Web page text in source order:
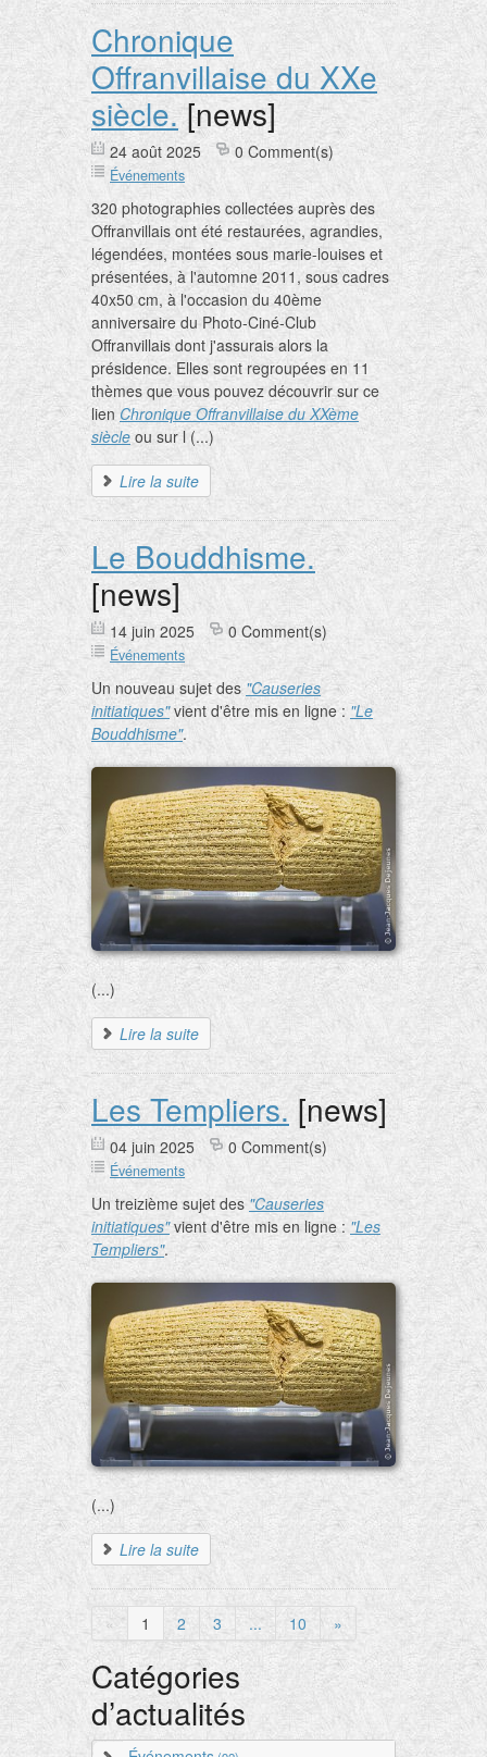
Chronique
Offranvillaise du XXe
siècle. [news]
24 août 2025 0 Comment(s)
Événements
320 photographies collectées auprès des
Offranvillais ont été restaurées, agrandies,
légendées, montées sous marie-louises et
présentées, à l'automne 2011, sous cadres
40x50 cm, à l'occasion du 40ème
anniversaire du Photo-Ciné-Club
Offranvillais dont j'assurais alors la
présidence. Elles sont regroupées en 11
thèmes que vous pouvez découvrir sur ce
lien Chronique Offranvillaise du XXème
siècle ou sur l (...)
Lire la suite
Le Bouddhisme.
[news]
14 juin 2025 0 Comment(s)
Événements
Un nouveau sujet des "Causeries
initiatiques"vient d'être mis en ligne : "Le
Bouddhisme".
(...)
Lire la suite
Les Templiers. [news]
04 juin 2025 0 Comment(s)
Événements
Un treizième sujet des "Causeries
initiatiques"vient d'être mis en ligne : "Les
Templiers".
(...)
Lire la suite
« 1 2 3 ... 10 »
Catégories
d’actualités